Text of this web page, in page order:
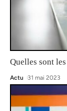
Quelles sont
Actu 31 mai 2023